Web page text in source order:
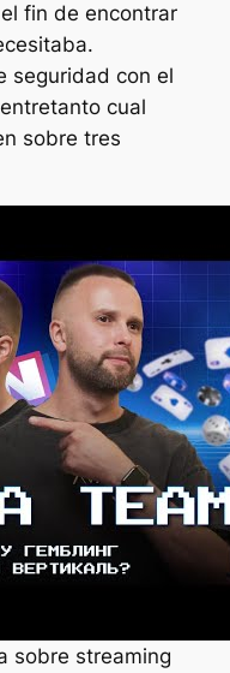
fin de encontrar
seguridad con el
cual
sobre tres
sobre streaming